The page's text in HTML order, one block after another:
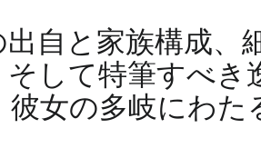
自と家族構成
して特筆すべ
女の多岐にわ